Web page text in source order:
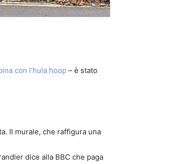
con l’hula hoop – è stato
Il murale, che raffigura una
dice alla BBC che paga